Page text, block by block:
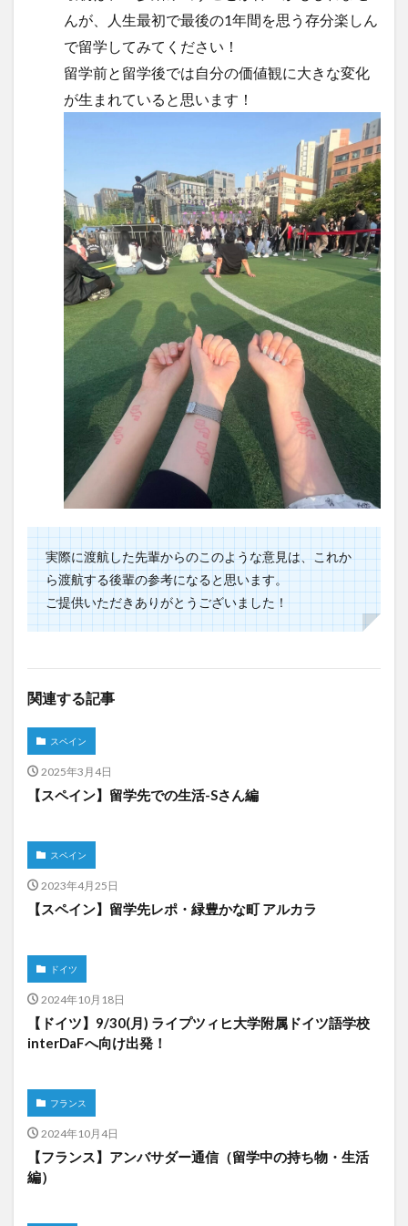
んが、人生最初で最後の1年間を思う存分楽しん
で留学してみてください！
留学前と留学後では自分の価値観に大きな変化
が生まれていると思います！
実際に渡航した先輩からのこのような意見は、これか
ら渡航する後輩の参考になると思います。
ご提供いただきありがとうございました！
関連する記事
スペイン
2025年3月4日
【スペイン】留学先での生活-Sさん編
スペイン
2023年4月25日
【スペイン】留学先レポ・緑豊かな町 アルカラ
ドイツ
2024年10月18日
【ドイツ】9/30(月) ライプツィヒ大学附属ドイツ語学校
interDaFへ向け出発！
フランス
2024年10月4日
【フランス】アンバサダー通信（留学中の持ち物・生活
編）